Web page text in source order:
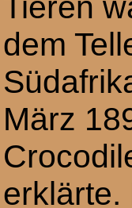
dem
März
erklärte.